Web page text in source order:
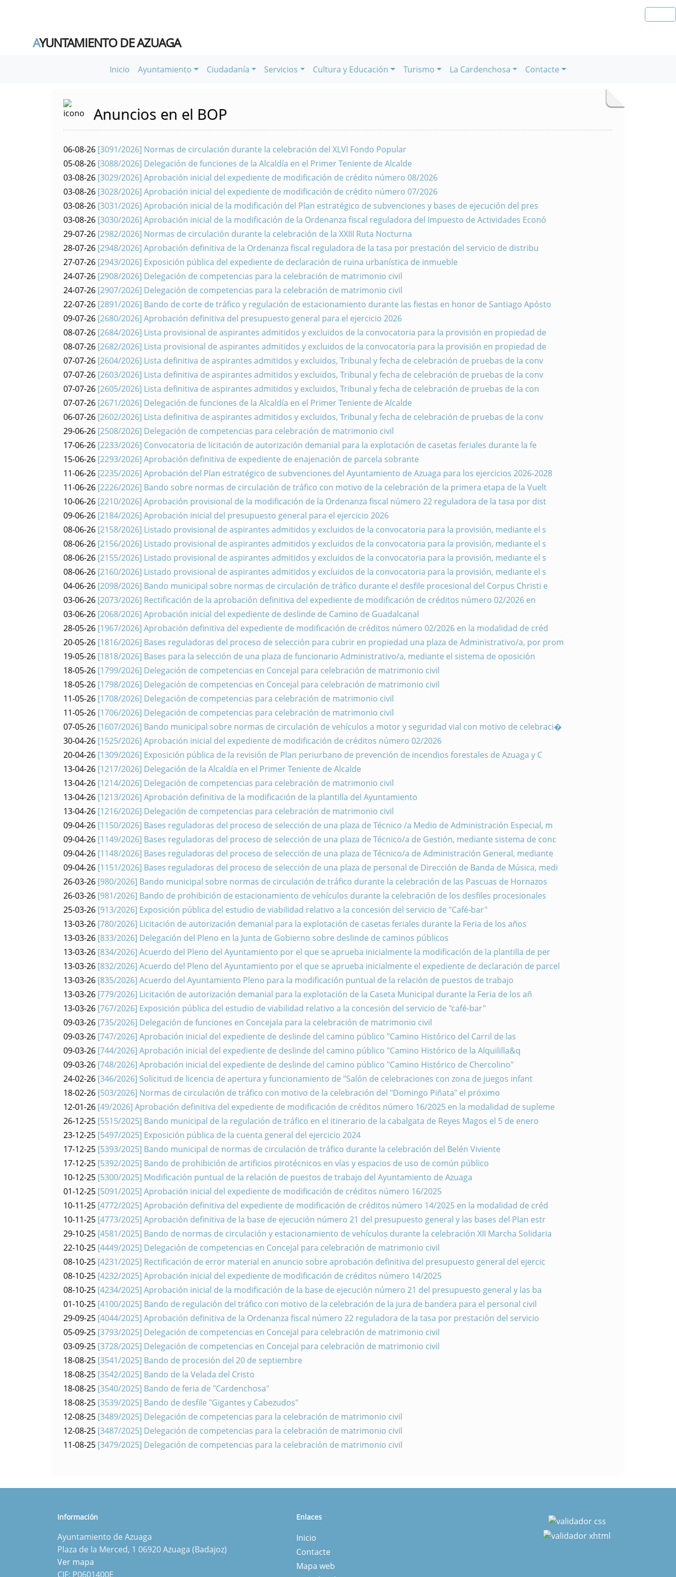
AYUNTAMIENTO DE AZUAGA
Inicio Ayuntamiento Ciudadanía Servicios Cultura y Educación Turismo La Cardenchosa Contacte
Anuncios en el BOP
06-08-26 [3091/2026] Normas de circulación durante la celebración del XLVI Fondo Popular
05-08-26 [3088/2026] Delegación de funciones de la Alcaldía en el Primer Teniente de Alcalde
03-08-26 [3029/2026] Aprobación inicial del expediente de modificación de crédito número 08/2026
03-08-26 [3028/2026] Aprobación inicial del expediente de modificación de crédito número 07/2026
03-08-26 [3031/2026] Aprobación inicial de la modificación del Plan estratégico de subvenciones y bases de ejecución del pres
03-08-26 [3030/2026] Aprobación inicial de la modificación de la Ordenanza fiscal reguladora del Impuesto de Actividades Econó
29-07-26 [2982/2026] Normas de circulación durante la celebración de la XXIII Ruta Nocturna
28-07-26 [2948/2026] Aprobación definitiva de la Ordenanza fiscal reguladora de la tasa por prestación del servicio de distribu
27-07-26 [2943/2026] Exposición pública del expediente de declaración de ruina urbanística de inmueble
24-07-26 [2908/2026] Delegación de competencias para la celebración de matrimonio civil
24-07-26 [2907/2026] Delegación de competencias para la celebración de matrimonio civil
22-07-26 [2891/2026] Bando de corte de tráfico y regulación de estacionamiento durante las fiestas en honor de Santiago Apósto
09-07-26 [2680/2026] Aprobación definitiva del presupuesto general para el ejercicio 2026
08-07-26 [2684/2026] Lista provisional de aspirantes admitidos y excluidos de la convocatoria para la provisión en propiedad de
08-07-26 [2682/2026] Lista provisional de aspirantes admitidos y excluidos de la convocatoria para la provisión en propiedad de
07-07-26 [2604/2026] Lista definitiva de aspirantes admitidos y excluidos, Tribunal y fecha de celebración de pruebas de la conv
07-07-26 [2603/2026] Lista definitiva de aspirantes admitidos y excluidos, Tribunal y fecha de celebración de pruebas de la conv
07-07-26 [2605/2026] Lista definitiva de aspirantes admitidos y excluidos, Tribunal y fecha de celebración de pruebas de la con
07-07-26 [2671/2026] Delegación de funciones de la Alcaldía en el Primer Teniente de Alcalde
06-07-26 [2602/2026] Lista definitiva de aspirantes admitidos y excluidos, Tribunal y fecha de celebración de pruebas de la conv
29-06-26 [2508/2026] Delegación de competencias para celebración de matrimonio civil
17-06-26 [2233/2026] Convocatoria de licitación de autorización demanial para la explotación de casetas feriales durante la fe
15-06-26 [2293/2026] Aprobación definitiva de expediente de enajenación de parcela sobrante
11-06-26 [2235/2026] Aprobación del Plan estratégico de subvenciones del Ayuntamiento de Azuaga para los ejercicios 2026-2028
11-06-26 [2226/2026] Bando sobre normas de circulación de tráfico con motivo de la celebración de la primera etapa de la Vuelt
10-06-26 [2210/2026] Aprobación provisional de la modificación de la Ordenanza fiscal número 22 reguladora de la tasa por dist
09-06-26 [2184/2026] Aprobación inicial del presupuesto general para el ejercicio 2026
08-06-26 [2158/2026] Listado provisional de aspirantes admitidos y excluidos de la convocatoria para la provisión, mediante el s
08-06-26 [2156/2026] Listado provisional de aspirantes admitidos y excluidos de la convocatoria para la provisión, mediante el s
08-06-26 [2155/2026] Listado provisional de aspirantes admitidos y excluidos de la convocatoria para la provisión, mediante el s
08-06-26 [2160/2026] Listado provisional de aspirantes admitidos y excluidos de la convocatoria para la provisión, mediante el s
04-06-26 [2098/2026] Bando municipal sobre normas de circulación de tráfico durante el desfile procesional del Corpus Christi e
03-06-26 [2073/2026] Rectificación de la aprobación definitiva del expediente de modificación de créditos número 02/2026 en
03-06-26 [2068/2026] Aprobación inicial del expediente de deslinde de Camino de Guadalcanal
28-05-26 [1967/2026] Aprobación definitiva del expediente de modificación de créditos número 02/2026 en la modalidad de créd
20-05-26 [1816/2026] Bases reguladoras del proceso de selección para cubrir en propiedad una plaza de Administrativo/a, por prom
19-05-26 [1818/2026] Bases para la selección de una plaza de funcionario Administrativo/a, mediante el sistema de oposición
18-05-26 [1799/2026] Delegación de competencias en Concejal para celebración de matrimonio civil
18-05-26 [1798/2026] Delegación de competencias en Concejal para celebración de matrimonio civil
11-05-26 [1708/2026] Delegación de competencias para celebración de matrimonio civil
11-05-26 [1706/2026] Delegación de competencias para celebración de matrimonio civil
07-05-26 [1607/2026] Bando municipal sobre normas de circulación de vehículos a motor y seguridad vial con motivo de celebraci�
30-04-26 [1525/2026] Aprobación inicial del expediente de modificación de créditos número 02/2026
20-04-26 [1309/2026] Exposición pública de la revisión de Plan periurbano de prevención de incendios forestales de Azuaga y C
13-04-26 [1217/2026] Delegación de la Alcaldía en el Primer Teniente de Alcalde
13-04-26 [1214/2026] Delegación de competencias para celebración de matrimonio civil
13-04-26 [1213/2026] Aprobación definitiva de la modificación de la plantilla del Ayuntamiento
13-04-26 [1216/2026] Delegación de competencias para celebración de matrimonio civil
09-04-26 [1150/2026] Bases reguladoras del proceso de selección de una plaza de Técnico /a Medio de Administración Especial, m
09-04-26 [1149/2026] Bases reguladoras del proceso de selección de una plaza de Técnico/a de Gestión, mediante sistema de conc
09-04-26 [1148/2026] Bases reguladoras del proceso de selección de una plaza de Técnico/a de Administración General, mediante
09-04-26 [1151/2026] Bases reguladoras del proceso de selección de una plaza de personal de Dirección de Banda de Música, medi
26-03-26 [980/2026] Bando municipal sobre normas de circulación de tráfico durante la celebración de las Pascuas de Hornazos
26-03-26 [981/2026] Bando de prohibición de estacionamiento de vehículos durante la celebración de los desfiles procesionales
25-03-26 [913/2026] Exposición pública del estudio de viabilidad relativo a la concesión del servicio de "Café-bar"
13-03-26 [780/2026] Licitación de autorización demanial para la explotación de casetas feriales durante la Feria de los años
13-03-26 [833/2026] Delegación del Pleno en la Junta de Gobierno sobre deslinde de caminos públicos
13-03-26 [834/2026] Acuerdo del Pleno del Ayuntamiento por el que se aprueba inicialmente la modificación de la plantilla de per
13-03-26 [832/2026] Acuerdo del Pleno del Ayuntamiento por el que se aprueba inicialmente el expediente de declaración de parcel
13-03-26 [835/2026] Acuerdo del Ayuntamiento Pleno para la modificación puntual de la relación de puestos de trabajo
13-03-26 [779/2026] Licitación de autorización demanial para la explotación de la Caseta Municipal durante la Feria de los añ
13-03-26 [767/2026] Exposición pública del estudio de viabilidad relativo a la concesión del servicio de "café-bar"
09-03-26 [735/2026] Delegación de funciones en Concejala para la celebración de matrimonio civil
09-03-26 [747/2026] Aprobación inicial del expediente de deslinde del camino público "Camino Histórico del Carril de las
09-03-26 [744/2026] Aprobación inicial del expediente de deslinde del camino público "Camino Histórico de la Alquililla&q
09-03-26 [748/2026] Aprobación inicial del expediente de deslinde del camino público "Camino Histórico de Chercolino"
24-02-26 [346/2026] Solicitud de licencia de apertura y funcionamiento de "Salón de celebraciones con zona de juegos infant
18-02-26 [503/2026] Normas de circulación de tráfico con motivo de la celebración del "Domingo Piñata" el próximo
12-01-26 [49/2026] Aprobación definitiva del expediente de modificación de créditos número 16/2025 en la modalidad de supleme
26-12-25 [5515/2025] Bando municipal de la regulación de tráfico en el itinerario de la cabalgata de Reyes Magos el 5 de enero
23-12-25 [5497/2025] Exposición pública de la cuenta general del ejercicio 2024
17-12-25 [5393/2025] Bando municipal de normas de circulación de tráfico durante la celebración del Belén Viviente
17-12-25 [5392/2025] Bando de prohibición de artificios pirotécnicos en vías y espacios de uso de común público
10-12-25 [5300/2025] Modificación puntual de la relación de puestos de trabajo del Ayuntamiento de Azuaga
01-12-25 [5091/2025] Aprobación inicial del expediente de modificación de créditos número 16/2025
10-11-25 [4772/2025] Aprobación definitiva del expediente de modificación de créditos número 14/2025 en la modalidad de créd
10-11-25 [4773/2025] Aprobación definitiva de la base de ejecución número 21 del presupuesto general y las bases del Plan estr
29-10-25 [4581/2025] Bando de normas de circulación y estacionamiento de vehículos durante la celebración XII Marcha Solidaria
22-10-25 [4449/2025] Delegación de competencias en Concejal para celebración de matrimonio civil
08-10-25 [4231/2025] Rectificación de error material en anuncio sobre aprobación definitiva del presupuesto general del ejercic
08-10-25 [4232/2025] Aprobación inicial del expediente de modificación de créditos número 14/2025
08-10-25 [4234/2025] Aprobación inicial de la modificación de la base de ejecución número 21 del presupuesto general y las ba
01-10-25 [4100/2025] Bando de regulación del tráfico con motivo de la celebración de la jura de bandera para el personal civil
29-09-25 [4044/2025] Aprobación definitiva de la Ordenanza fiscal número 22 reguladora de la tasa por prestación del servicio
05-09-25 [3793/2025] Delegación de competencias en Concejal para celebración de matrimonio civil
03-09-25 [3728/2025] Delegación de competencias en Concejal para celebración de matrimonio civil
18-08-25 [3541/2025] Bando de procesión del 20 de septiembre
18-08-25 [3542/2025] Bando de la Velada del Cristo
18-08-25 [3540/2025] Bando de feria de "Cardenchosa"
18-08-25 [3539/2025] Bando de desfile "Gigantes y Cabezudos"
12-08-25 [3489/2025] Delegación de competencias para la celebración de matrimonio civil
12-08-25 [3487/2025] Delegación de competencias para la celebración de matrimonio civil
11-08-25 [3479/2025] Delegación de competencias para la celebración de matrimonio civil
Información
Ayuntamiento de Azuaga
Plaza de la Merced, 1 06920 Azuaga (Badajoz)
Ver mapa
CIF: P0601400E
Enlaces
Inicio
Contacte
Mapa web